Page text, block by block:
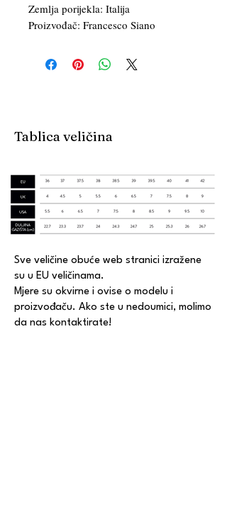
Zemlja porijekla: Italija
Proizvođač: Francesco Siano
Tablica veličina
Sve veličine obuće web stranici izražene
su u EU veličinama.
Mjere su okvirne i ovise o modelu i
proizvođaču. Ako ste u nedoumici, molimo
da nas kontaktirate!